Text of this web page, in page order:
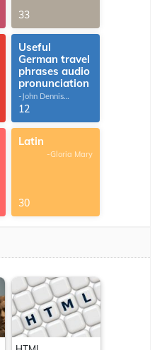
33
Useful
German travel
phrases audio
pronunciation
-John Dennis
G.Thomas
12
Latin
-Gloria Mary
30